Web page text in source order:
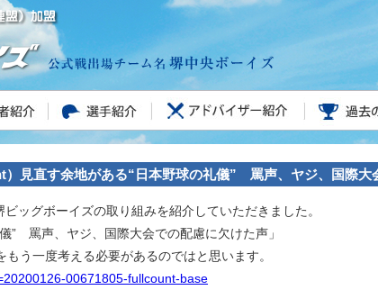
見直す余地がある“日本野球の礼儀” 罵声、ヤジ、国際大
ッグボーイズの取り組みを紹介していただきました。
” 罵声、ヤジ、国際大会での配慮に欠けた声」
う一度考える必要があるのではと思います。
00671805-fullcount-base